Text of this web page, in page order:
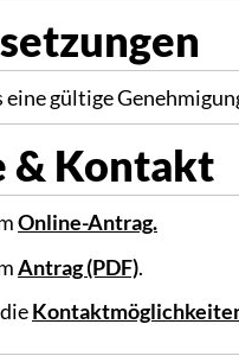
eine gültige
& Kontakt
Online-Antrag.
Antrag (PDF).